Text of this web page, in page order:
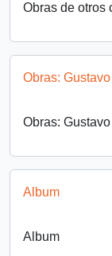
Obras de otros
Obras:
Obras:
Album
Album